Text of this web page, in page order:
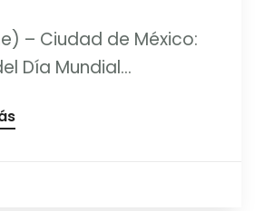
– Ciudad de México:
Día Mundial...